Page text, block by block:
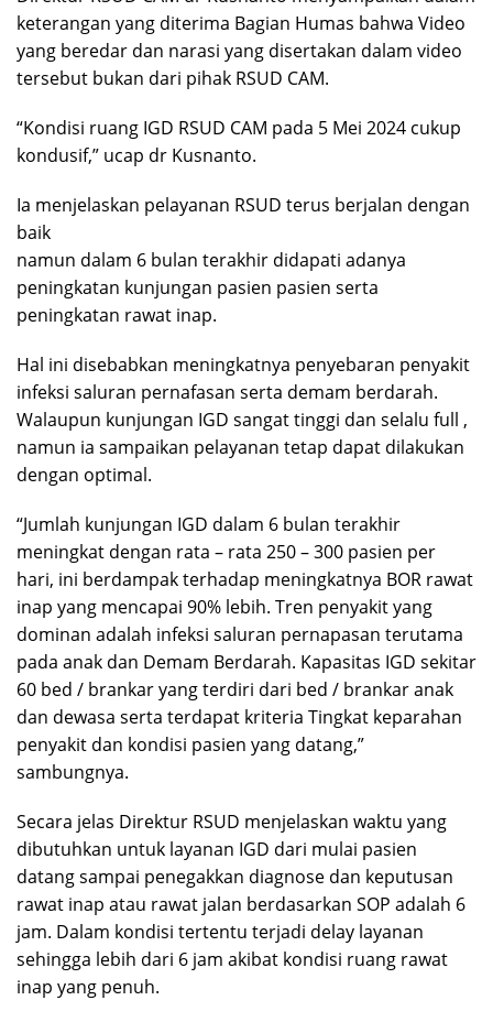
keterangan yang diterima Bagian Humas bahwa Video
yang beredar dan narasi yang disertakan dalam video
tersebut bukan dari pihak RSUD CAM.
“Kondisi ruang IGD RSUD CAM pada 5 Mei 2024 cukup
kondusif,” ucap dr Kusnanto.
Ia menjelaskan pelayanan RSUD terus berjalan dengan
baik
namun dalam 6 bulan terakhir didapati adanya
peningkatan kunjungan pasien pasien serta
peningkatan rawat inap.
Hal ini disebabkan meningkatnya penyebaran penyakit
infeksi saluran pernafasan serta demam berdarah.
Walaupun kunjungan IGD sangat tinggi dan selalu full ,
namun ia sampaikan pelayanan tetap dapat dilakukan
dengan optimal.
“Jumlah kunjungan IGD dalam 6 bulan terakhir
meningkat dengan rata – rata 250 – 300 pasien per
hari, ini berdampak terhadap meningkatnya BOR rawat
inap yang mencapai 90% lebih. Tren penyakit yang
dominan adalah infeksi saluran pernapasan terutama
pada anak dan Demam Berdarah. Kapasitas IGD sekitar
60 bed / brankar yang terdiri dari bed / brankar anak
dan dewasa serta terdapat kriteria Tingkat keparahan
penyakit dan kondisi pasien yang datang,”
sambungnya.
Secara jelas Direktur RSUD menjelaskan waktu yang
dibutuhkan untuk layanan IGD dari mulai pasien
datang sampai penegakkan diagnose dan keputusan
rawat inap atau rawat jalan berdasarkan SOP adalah 6
jam. Dalam kondisi tertentu terjadi delay layanan
sehingga lebih dari 6 jam akibat kondisi ruang rawat
inap yang penuh.